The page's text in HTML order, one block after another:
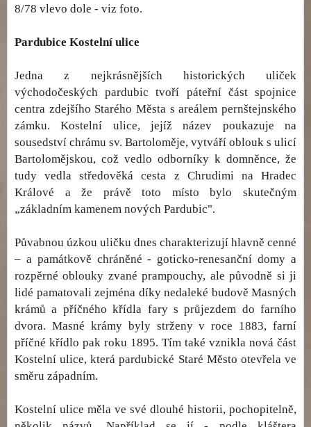
8/78 vlevo dole - viz foto.
Pardubice Kostelní ulice
Jedna z nejkrásnějších historických uliček
východočeských pardubic tvoří páteřní část spojnice
centra zdejšího Starého Města s areálem pernštejnského
zámku. Kostelní ulice, jejíž název poukazuje na
sousedství chrámu sv. Bartoloměje, vytváří oblouk s ulicí
Bartolomějskou, což vedlo odborníky k domněnce, že
tudy vedla středověká cesta z Chrudimi na Hradec
Králové a že právě toto místo bylo skutečným
„základním kamenem nových Pardubic".
Půvabnou úzkou uličku dnes charakterizují hlavně cenné
– a památkově chráněné - goticko-renesanční domy a
rozpěrné oblouky zvané prampouchy, ale původně si ji
lidé pamatovali zejména díky nedaleké budově Masných
krámů a příčného křídla fary s průjezdem do farního
dvora. Masné krámy byly strženy v roce 1883, farní
příčné křídlo pak roku 1895. Tím také vznikla nová část
Kostelní ulice, která pardubické Staré Město otevřela ve
směru západním.
Kostelní ulice měla ve své dlouhé historii, pochopitelně,